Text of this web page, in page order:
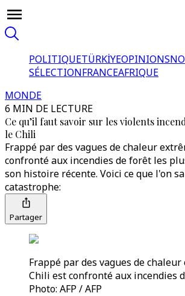
POLITIQUETÜRKİYEOPINIONS
SÉLECTIONFRANCEAFRIQUE
MONDE
6 MIN DE LECTURE
Ce qu’il faut savoir sur les violents
le Chili
Frappé par des vagues de chaleur
confronté aux incendies de forêt les
son histoire récente. Voici ce que l'on
catastrophe:
Partager
Frappé par des vagues de
Chili est confronté aux incendies
Photo: AFP / AFP